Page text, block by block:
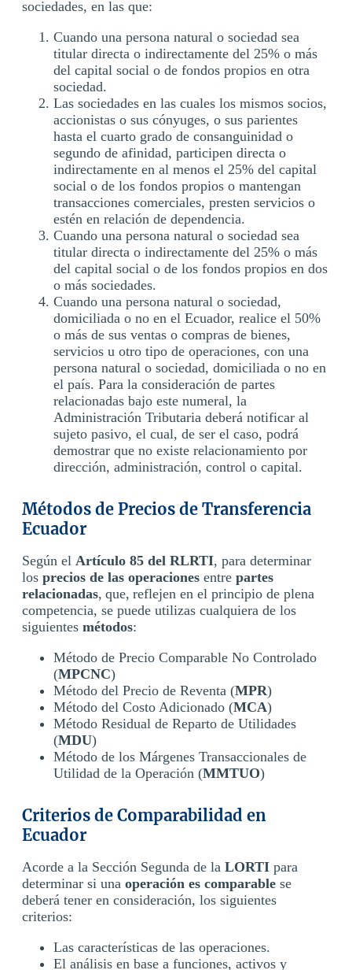
sociedades, en las que:
Cuando una persona natural o sociedad sea
titular directa o indirectamente del 25% o más
del capital social o de fondos propios en otra
sociedad.
Las sociedades en las cuales los mismos socios,
accionistas o sus cónyuges, o sus parientes
hasta el cuarto grado de consanguinidad o
segundo de afinidad, participen directa o
indirectamente en al menos el 25% del capital
social o de los fondos propios o mantengan
transacciones comerciales, presten servicios o
estén en relación de dependencia.
Cuando una persona natural o sociedad sea
titular directa o indirectamente del 25% o más
del capital social o de los fondos propios en dos
o más sociedades.
Cuando una persona natural o sociedad,
domiciliada o no en el Ecuador, realice el 50%
o más de sus ventas o compras de bienes,
servicios u otro tipo de operaciones, con una
persona natural o sociedad, domiciliada o no en
el país. Para la consideración de partes
relacionadas bajo este numeral, la
Administración Tributaria deberá notificar al
sujeto pasivo, el cual, de ser el caso, podrá
demostrar que no existe relacionamiento por
dirección, administración, control o capital.
Métodos de Precios de Transferencia
Ecuador
Según el Artículo 85 del RLRTI, para determinar
los precios de las operaciones entre partes
relacionadas, que, reflejen en el principio de plena
competencia, se puede utilizas cualquiera de los
siguientes métodos:
Método de Precio Comparable No Controlado
(MPCNC)
Método del Precio de Reventa (MPR)
Método del Costo Adicionado (MCA)
Método Residual de Reparto de Utilidades
(MDU)
Método de los Márgenes Transaccionales de
Utilidad de la Operación (MMTUO)
Criterios de Comparabilidad en
Ecuador
Acorde a la Sección Segunda de la LORTI para
determinar si una operación es comparable se
deberá tener en consideración, los siguientes
criterios:
Las características de las operaciones.
El análisis en base a funciones, activos y